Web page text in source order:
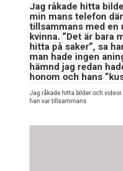
Jag råkade hitta
min mans telefon
tillsammans med en
kvinna. ”Det är bara
hitta på saker”, sa
man hade ingen
hämnd jag redan
honom och hans
Jag råkade hitta bilder och
han var tillsammans